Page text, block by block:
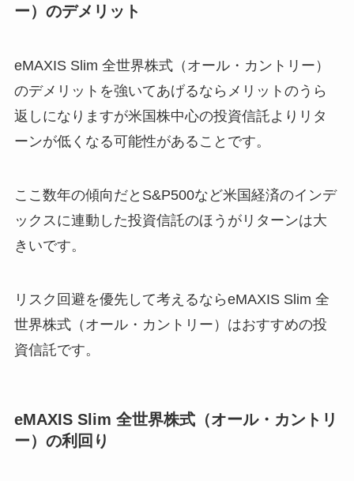
ー）のデメリット
eMAXIS Slim 全世界株式（オール・カントリー）
のデメリットを強いてあげるならメリットのうら
返しになりますが米国株中心の投資信託よりリタ
ーンが低くなる可能性があることです。
ここ数年の傾向だとS&P500など米国経済のインデ
ックスに連動した投資信託のほうがリターンは大
きいです。
リスク回避を優先して考えるならeMAXIS Slim 全
世界株式（オール・カントリー）はおすすめの投
資信託です。
eMAXIS Slim 全世界株式（オール・カントリ
ー）の利回り